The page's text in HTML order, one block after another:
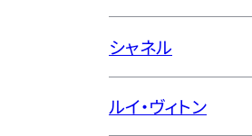
シャネル
ルイ・ヴィトン